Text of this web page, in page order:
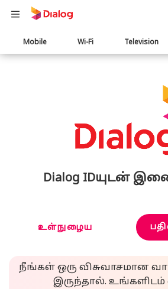
Main
navigation
Mobile Wi-Fi Television
Dialog IDயுடன்
உள்நுழைய
நீங்கள் ஒரு விசுவாசமான
இருந்தால். உங்களிடம்